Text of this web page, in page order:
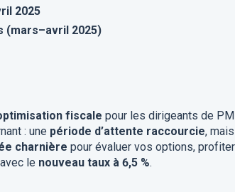
2025
(mars–avril 2025)
fiscale pour les dirigeants de
: une période d’attente raccourcie,
charnière pour évaluer vos options, profiter
le nouveau taux à 6,5 %.